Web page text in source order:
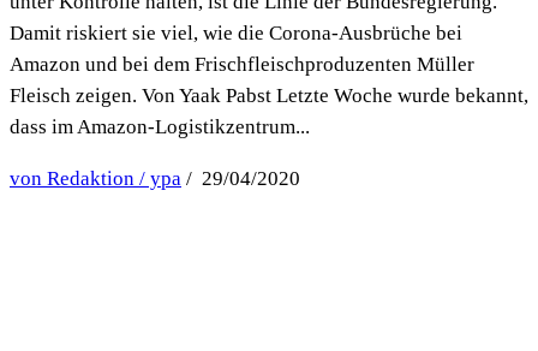
Damit riskiert sie viel, wie die Corona-Ausbrüche bei
Amazon und bei dem Frischfleischproduzenten Müller
Fleisch zeigen. Von Yaak Pabst Letzte Woche wurde bekannt,
dass im Amazon-Logistikzentrum...
von Redaktion / ypa / 29/04/2020